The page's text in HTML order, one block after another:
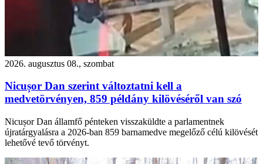
2026. augusztus 08., szombat
Nicușor Dan szerint változtatni kell a
medvetörvényen, 859 példány kilövéséről van szó
Nicușor Dan államfő pénteken visszaküldte a parlamentnek
újratárgyalásra a 2026-ban 859 barnamedve megelőző célú kilövését
lehetővé tevő törvényt.